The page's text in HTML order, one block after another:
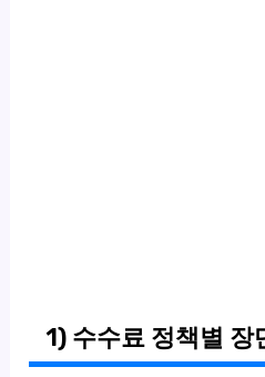
1) 수수료 정책별 장